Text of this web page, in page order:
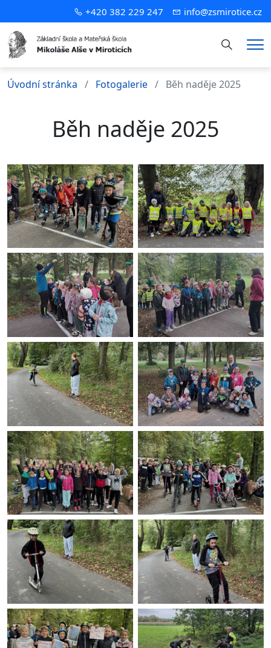
+420 382 229 247 info@zsmirotice.cz
Hledání
Úvodní stránka Fotogalerie Běh naděje 2025
Běh naděje 2025